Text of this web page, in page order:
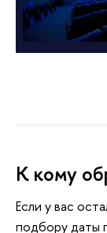
К кому
Если у вас
подбору даты